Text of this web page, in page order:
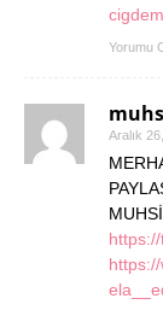
Yorumu
Aralık